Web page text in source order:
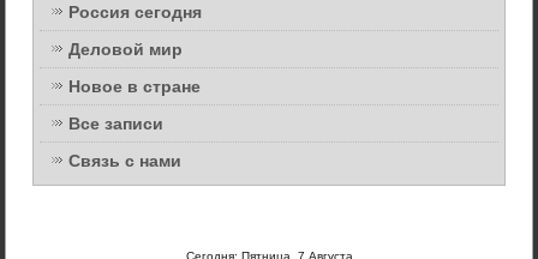
Россия сегодня
Деловой мир
Новое в стране
Все записи
Связь с нами
Сегодня: Пятница, 7 Августа